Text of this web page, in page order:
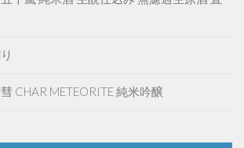
CHAR METEORITE 純米吟醸